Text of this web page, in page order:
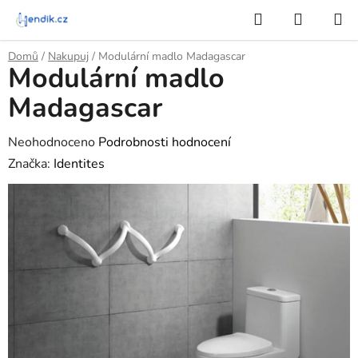
Přejít
obsah
Hledat
KOŠÍK
Domů / Nakupuj / Modulární madlo Madagascar
Modulární madlo
Madagascar
Průměrné
hodnocení
produktu
Neohodnoceno Podrobnosti hodnocení
Značka: Identites